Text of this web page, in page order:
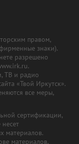
правом,
знаки).
разрешено
ТВ и радио
«Твой Иркутск».
все меры,
сертификации,
материалов.
материалов,